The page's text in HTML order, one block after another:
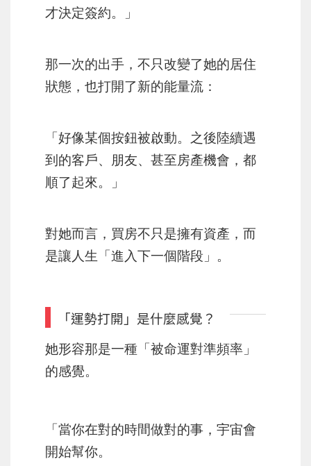
才決定簽約。」
那一次的出手，不只改變了她的居住
狀態，也打開了新的能量流：
「好像某個按鈕被啟動。之後陸續遇
到的客戶、朋友、甚至房產機會，都
順了起來。」
對她而言，買房不只是擁有資產，而
是讓人生「進入下一個階段」。
「運勢打開」是什麼感覺？
她形容那是一種「被命運對準頻率」
的感覺。
「當你在對的時間做對的事，宇宙會
開始幫你。